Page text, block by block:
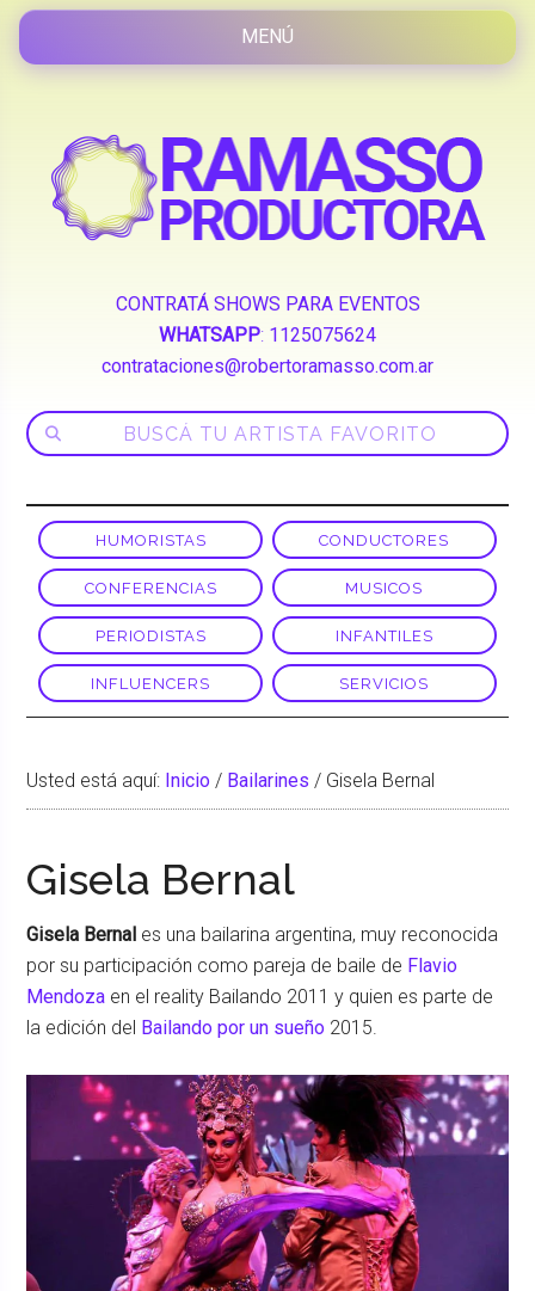
CONTRATÁ SHOWS PARA EVENTOS
WHATSAPP: 1125075624
contrataciones@robertoramasso.com.ar
HUMORISTAS CONDUCTORES
CONFERENCIAS MUSICOS
PERIODISTAS INFANTILES
INFLUENCERS SERVICIOS
Usted está aquí: Inicio / Bailarines / Gisela Bernal
Gisela Bernal
Gisela Bernal es una bailarina argentina, muy reconocida
por su participación como pareja de baile de Flavio
Mendoza en el reality Bailando 2011 y quien es parte de
la edición del Bailando por un sueño 2015.